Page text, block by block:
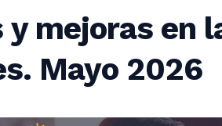
y mejoras en
Mayo 2026